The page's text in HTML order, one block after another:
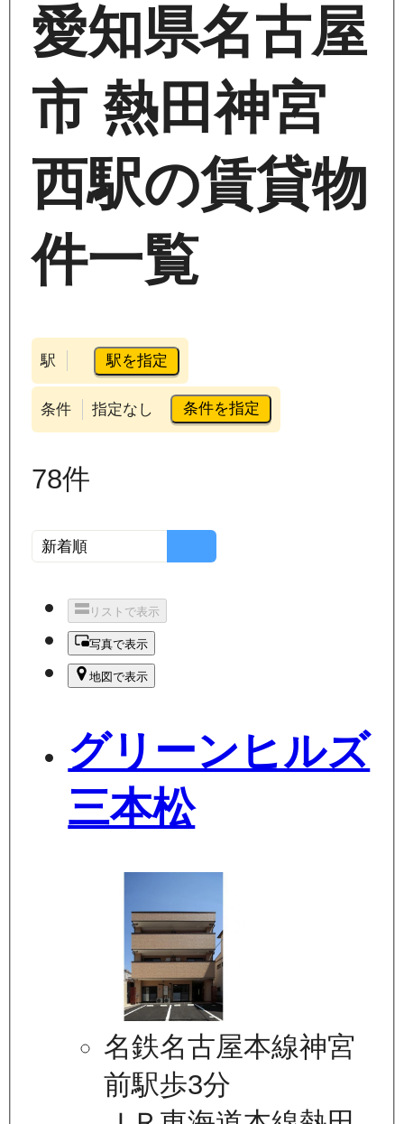
愛知県名古屋
市 熱田神宮
西駅の賃貸物
件一覧
駅 駅を指定
条件 指定なし 条件を指定
78件
リストで表示
写真で表示
地図で表示
グリーンヒルズ
三本松
名鉄名古屋本線神宮
前駅歩3分